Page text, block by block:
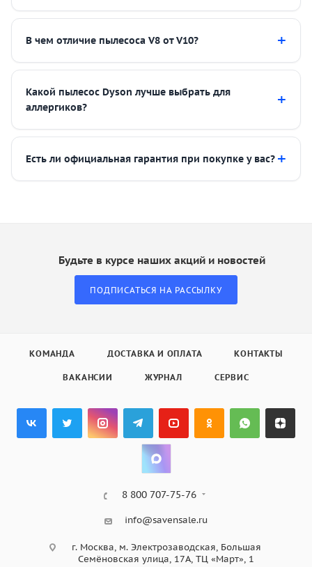
В чем отличие пылесоса V8 от V10?
Какой пылесос Dyson лучше выбрать для
аллергиков?
Есть ли официальная гарантия при покупке у вас?
Будьте в курсе наших акций и новостей
ПОДПИСАТЬСЯ НА РАССЫЛКУ
КОМАНДА ДОСТАВКА И ОПЛАТА КОНТАКТЫ
ВАКАНСИИ ЖУРНАЛ СЕРВИС
8 800 707-75-76
info@savensale.ru
г. Москва, м. Электрозаводская, Большая
Семёновская улица, 17А, ТЦ «Март», 1